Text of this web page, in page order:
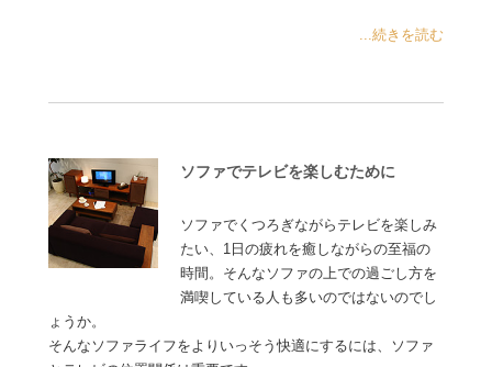
...続きを読む
ソファでテレビを楽しむために
ソファでくつろぎながらテレビを楽しみ
たい、1日の疲れを癒しながらの至福の
時間。そんなソファの上での過ごし方を
満喫している人も多いのではないのでし
ょうか。
そんなソファライフをよりいっそう快適にするには、ソファ